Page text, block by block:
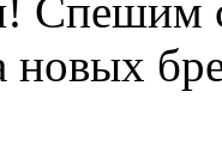
Спешим
новых